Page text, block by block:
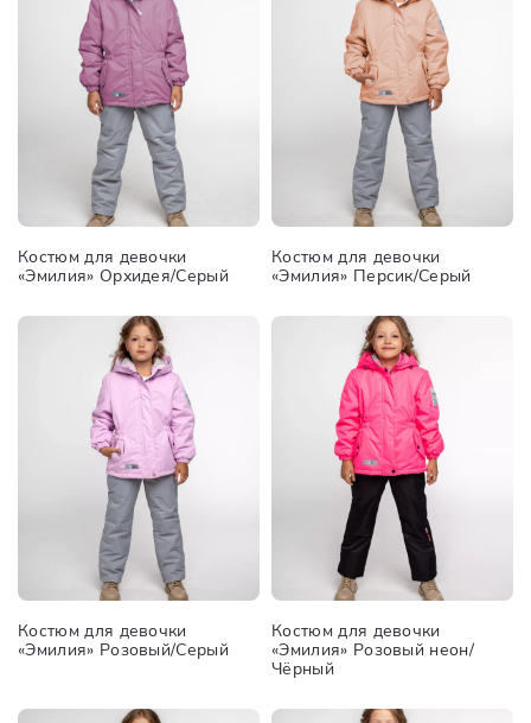
Костюм для девочки
«Эмилия» Орхидея/Серый
Костюм для девочки
«Эмилия» Персик/Серый
Костюм для девочки
«Эмилия» Розовый/Серый
Костюм для девочки
«Эмилия» Розовый неон/
Чёрный